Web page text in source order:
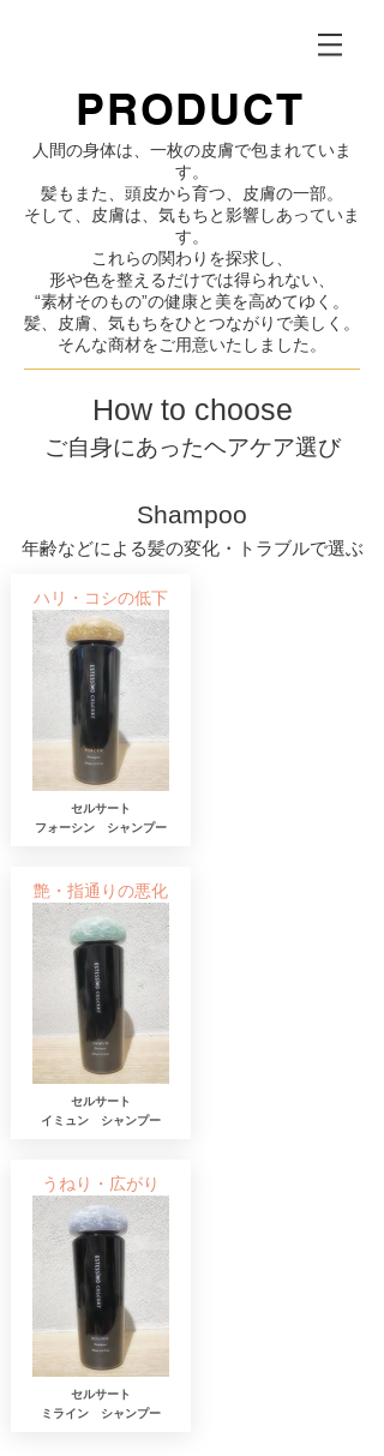
PRODUCT
人間の身体は、一枚の皮膚で包まれていま
す。
髪もまた、頭皮から育つ、皮膚の一部。
そして、皮膚は、気もちと影響しあっていま
す。
これらの関わりを探求し、
形や色を整えるだけでは得られない、
“素材そのもの”の健康と美を高めてゆく。
髪、皮膚、気もちをひとつながりで美しく。
そんな商材をご用意いたしました。
Shampoo
年齢などによる髪の変化・トラブルで選ぶ
​ハリ・コシの低下
セルサート
​フォーシン シャンプー
艶・指通りの悪化
セルサート
​イミュン シャンプー
うねり・広がり
セルサート
​ミライン シャンプー
How to choose
​ご自身にあったヘアケア選び